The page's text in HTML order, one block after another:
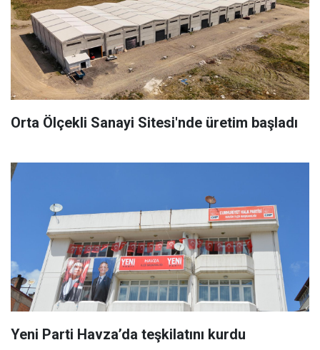
Orta Ölçekli Sanayi Sitesi'nde üretim başladı
Yeni Parti Havza’da teşkilatını kurdu